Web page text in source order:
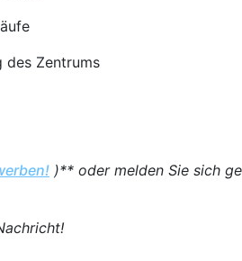
des Zentrums
)** oder melden Sie sich